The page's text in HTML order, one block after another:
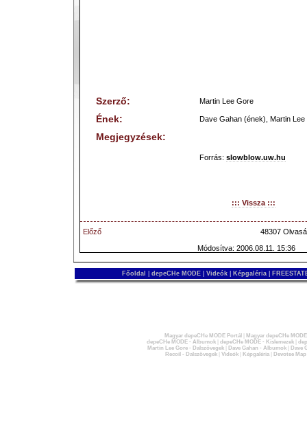
Szerző: Martin Lee Gore
Ének: Dave Gahan (ének), Martin
Megjegyzések:
Forrás: slowblow.uw.hu
::: Vissza :::
Előző
48307
Módosítva: 2006.08.11. 15:36
Főoldal depeCHe MODE Videók Képgaléria
Magyar depeCHe MODE Portál
Magyar depeCHe
depeCHe MODE - Albumok| depeCHe MODE - Kislemezek|
Martin Lee Gore - Dalszövegek| Dave Gahan - Albumok|
Dave
Recoil - Dalszövegek| Videók| Képgaléria| Devotee Map